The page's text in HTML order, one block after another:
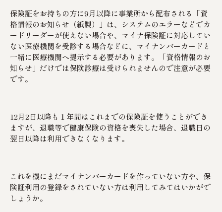
保険証をお持ちの方に9月以降に事業所から配布される「資
格情報のお知らせ（紙製）」は、システムのエラーなどでカ
ードリーダーが使えない場合や、マイナ保険証に対応してい
ない医療機関を受診する場合などに、マイナンバーカードと
一緒に医療機関へ提示する必要があります。「資格情報のお
知らせ」だけでは保険診療は受けられませんので注意が必要
です。
12月2日以降も１年間はこれまでの保険証を使うことができ
ますが、退職等で健康保険の資格を喪失した場合、退職日の
翌日以降は利用できなくなります。
これを機にまだマイナンバーカードを作っていない方や、保
険証利用の登録をされていない方は利用してみてはいかがで
しょうか。